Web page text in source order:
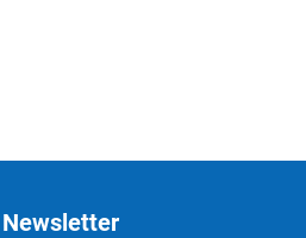
Newsletter